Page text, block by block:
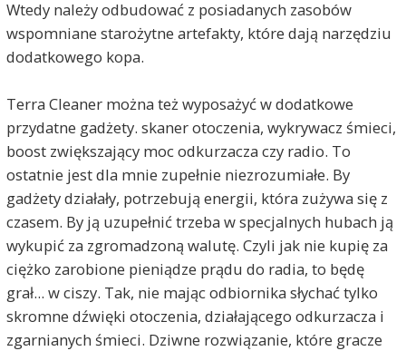
Wtedy należy odbudować z posiadanych zasobów
wspomniane starożytne artefakty, które dają narzędziu
dodatkowego kopa.
Terra Cleaner można też wyposażyć w dodatkowe
przydatne gadżety. skaner otoczenia, wykrywacz śmieci,
boost zwiększający moc odkurzacza czy radio. To
ostatnie jest dla mnie zupełnie niezrozumiałe. By
gadżety działały, potrzebują energii, która zużywa się z
czasem. By ją uzupełnić trzeba w specjalnych hubach ją
wykupić za zgromadzoną walutę. Czyli jak nie kupię za
ciężko zarobione pieniądze prądu do radia, to będę
grał... w ciszy. Tak, nie mając odbiornika słychać tylko
skromne dźwięki otoczenia, działającego odkurzacza i
zgarnianych śmieci. Dziwne rozwiązanie, które gracze